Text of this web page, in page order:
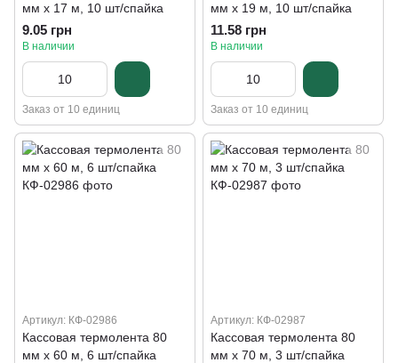
мм х 17 м, 10 шт/спайка
9.05 грн
В наличии
Заказ от 10 единиц
мм х 19 м, 10 шт/спайка
11.58 грн
В наличии
Заказ от 10 единиц
Артикул: КФ-02986
Кассовая термолента 80
мм х 60 м, 6 шт/спайка
Артикул: КФ-02987
Кассовая термолента 80
мм х 70 м, 3 шт/спайка